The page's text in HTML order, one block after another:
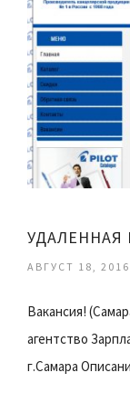
УДАЛЕННАЯ
АВГУСТ 18, 2016
Вакансия!
агентство
г.Самара